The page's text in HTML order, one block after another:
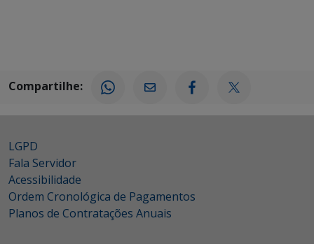
Compartilhe:
LGPD
Fala Servidor
Acessibilidade
Ordem Cronológica de Pagamentos
Planos de Contratações Anuais